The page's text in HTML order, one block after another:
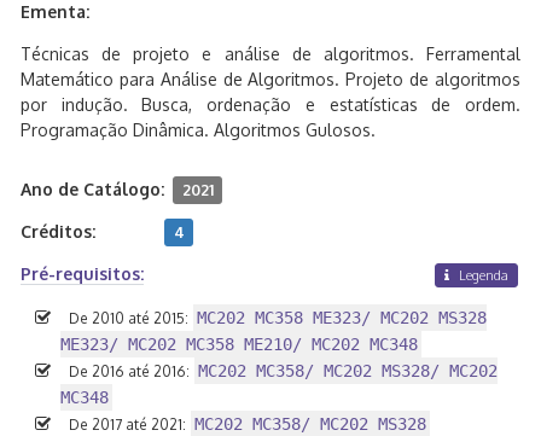
Ementa:
Técnicas de projeto e análise de algoritmos. Ferramental
Matemático para Análise de Algoritmos. Projeto de algoritmos
por indução. Busca, ordenação e estatísticas de ordem.
Programação Dinâmica. Algoritmos Gulosos.
Ano de Catálogo: 2021
Créditos: 4
Pré-requisitos: Legenda
De 2010 até 2015: MC202 MC358 ME323/ MC202 MS328
ME323/ MC202 MC358 ME210/ MC202 MC348
De 2016 até 2016: MC202 MC358/ MC202 MS328/ MC202
MC348
De 2017 até 2021: MC202 MC358/ MC202 MS328